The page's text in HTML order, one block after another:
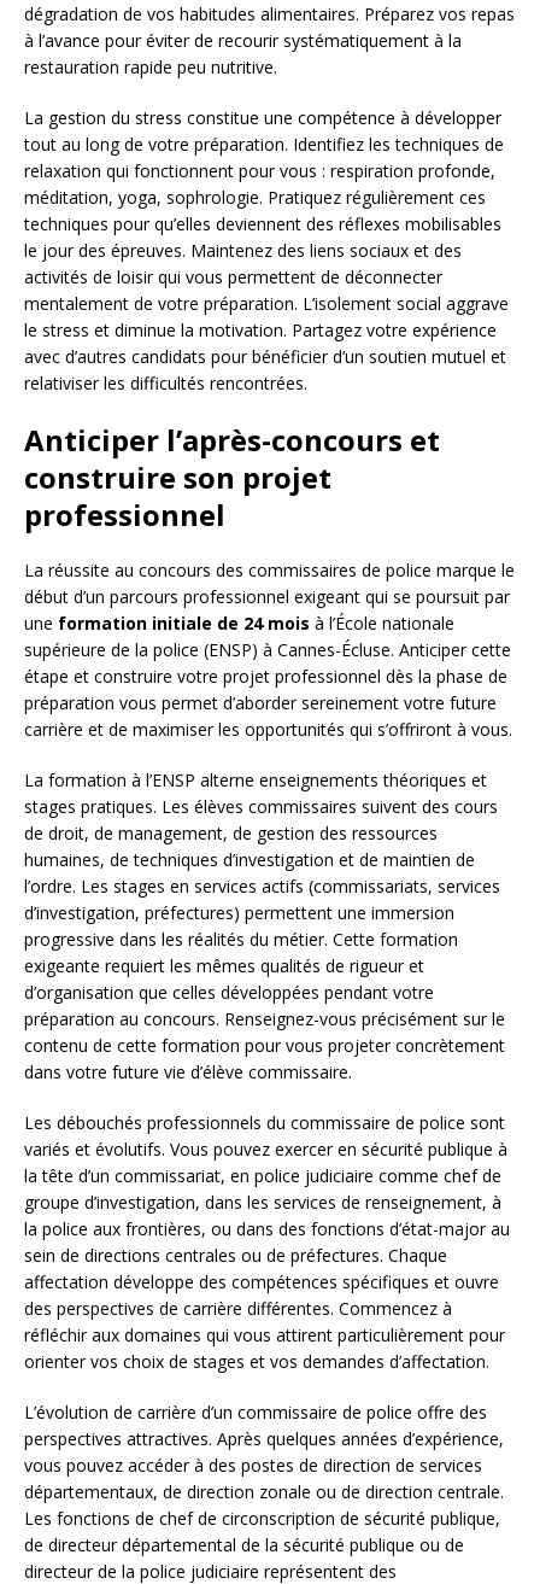
dégradation de vos habitudes alimentaires. Préparez vos repas
à l’avance pour éviter de recourir systématiquement à la
restauration rapide peu nutritive.
La gestion du stress constitue une compétence à développer
tout au long de votre préparation. Identifiez les techniques de
relaxation qui fonctionnent pour vous : respiration profonde,
méditation, yoga, sophrologie. Pratiquez régulièrement ces
techniques pour qu’elles deviennent des réflexes mobilisables
le jour des épreuves. Maintenez des liens sociaux et des
activités de loisir qui vous permettent de déconnecter
mentalement de votre préparation. L’isolement social aggrave
le stress et diminue la motivation. Partagez votre expérience
avec d’autres candidats pour bénéficier d’un soutien mutuel et
relativiser les difficultés rencontrées.
Anticiper l’après-concours et
construire son projet
professionnel
La réussite au concours des commissaires de police marque le
début d’un parcours professionnel exigeant qui se poursuit par
une formation initiale de 24 mois à l’École nationale
supérieure de la police (ENSP) à Cannes-Écluse. Anticiper cette
étape et construire votre projet professionnel dès la phase de
préparation vous permet d’aborder sereinement votre future
carrière et de maximiser les opportunités qui s’offriront à vous.
La formation à l’ENSP alterne enseignements théoriques et
stages pratiques. Les élèves commissaires suivent des cours
de droit, de management, de gestion des ressources
humaines, de techniques d’investigation et de maintien de
l’ordre. Les stages en services actifs (commissariats, services
d’investigation, préfectures) permettent une immersion
progressive dans les réalités du métier. Cette formation
exigeante requiert les mêmes qualités de rigueur et
d’organisation que celles développées pendant votre
préparation au concours. Renseignez-vous précisément sur le
contenu de cette formation pour vous projeter concrètement
dans votre future vie d’élève commissaire.
Les débouchés professionnels du commissaire de police sont
variés et évolutifs. Vous pouvez exercer en sécurité publique à
la tête d’un commissariat, en police judiciaire comme chef de
groupe d’investigation, dans les services de renseignement, à
la police aux frontières, ou dans des fonctions d’état-major au
sein de directions centrales ou de préfectures. Chaque
affectation développe des compétences spécifiques et ouvre
des perspectives de carrière différentes. Commencez à
réfléchir aux domaines qui vous attirent particulièrement pour
orienter vos choix de stages et vos demandes d’affectation.
L’évolution de carrière d’un commissaire de police offre des
perspectives attractives. Après quelques années d’expérience,
vous pouvez accéder à des postes de direction de services
départementaux, de direction zonale ou de direction centrale.
Les fonctions de chef de circonscription de sécurité publique,
de directeur départemental de la sécurité publique ou de
directeur de la police judiciaire représentent des